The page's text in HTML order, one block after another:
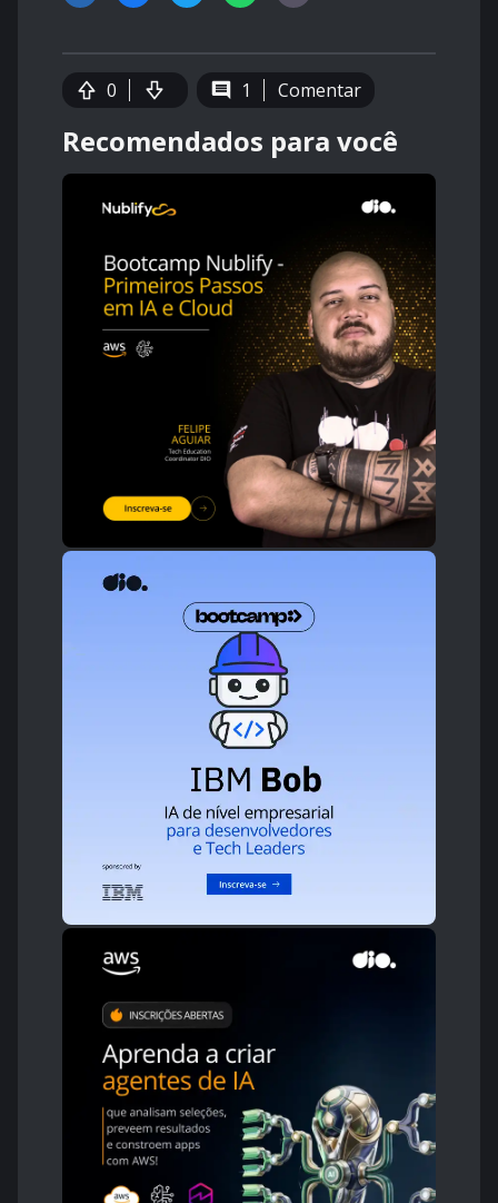
0 1 Comentar
Recomendados para você